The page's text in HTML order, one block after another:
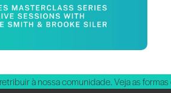
à nossa comunidade. Veja as